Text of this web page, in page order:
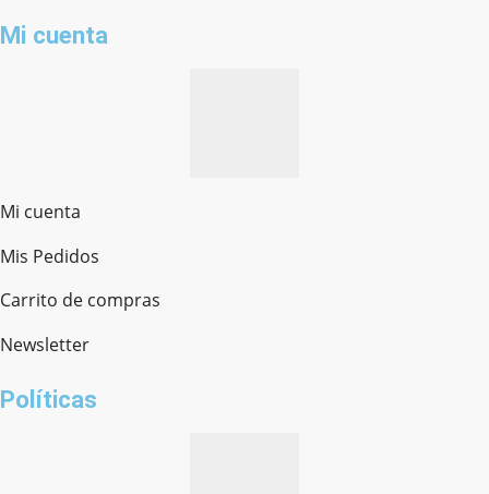
Mi cuenta
Mi cuenta
Mis Pedidos
Carrito de compras
Newsletter
Políticas